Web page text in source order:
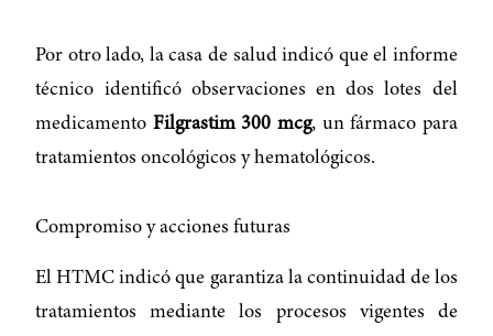
Por otro lado, la casa de salud indicó que el informe
técnico identificó observaciones en dos lotes del
medicamento Filgrastim 300 mcg, un fármaco para
tratamientos oncológicos y hematológicos.
Compromiso y acciones futuras
El HTMC indicó que garantiza la continuidad de los
tratamientos mediante los procesos vigentes de